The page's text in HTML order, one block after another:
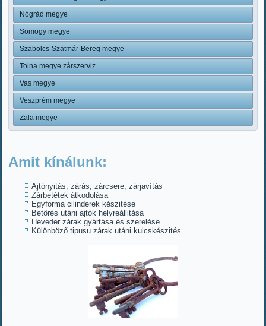
Nógrád megye
Somogy megye
Szabolcs-Szatmár-Bereg megye
Tolna megye zárszerviz
Vas megye
Veszprém megye
Zala megye
Amit kínálunk:
Ajtónyitás, zárás, zárcsere, zárjavítás
Zárbetétek átkodolása
Egyforma cilinderek készitése
Betörés utáni ajtók helyreállitása
Heveder zárak gyártása és szerelése
Különböző tipusu zárak utáni kulcskészités